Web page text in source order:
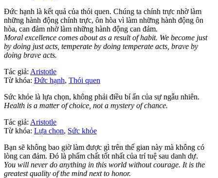
Đức hạnh là kết quả của thói quen. Chúng ta chính trực nhờ làm
những hành động chính trực, ôn hòa vì làm những hành động ôn
hòa, can đảm nhờ làm những hành động can đảm.
Moral excellence comes about as a result of habit. We become just
by doing just acts, temperate by doing temperate acts, brave by
doing brave acts.
Tác giả: Aristotle
Từ khóa: Đức hạnh, Thói quen
Sức khỏe là lựa chọn, không phải điều bí ẩn của sự ngẫu nhiên.
Health is a matter of choice, not a mystery of chance.
Tác giả: Aristotle
Từ khóa: Lựa chọn, Sức khỏe
Bạn sẽ không bao giờ làm được gì trên thế gian này mà không có
lòng can đảm. Đó là phẩm chất tốt nhất của trí tuệ sau danh dự.
You will never do anything in this world without courage. It is the
greatest quality of the mind next to honor.